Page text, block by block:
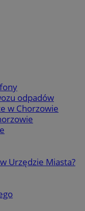
odpadów
w Chorzowie
Urzędzie Miasta?